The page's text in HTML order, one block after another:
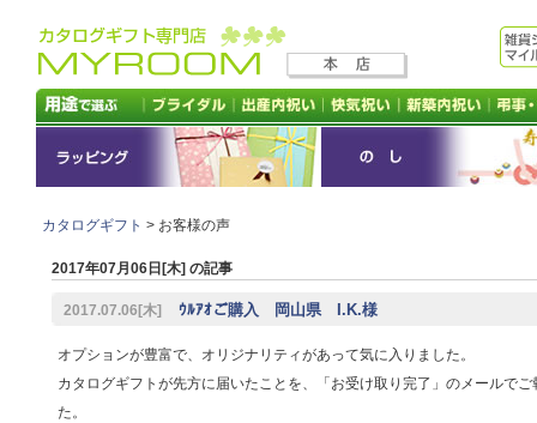
カタログギフト > お客様の声
2017年07月06日[木] の記事
2017.07.06[木] ｳﾙｱｵご購入 岡山県 I.K.様
オプションが豊富で、オリジナリティがあって気に入りました。
カタログギフトが先方に届いたことを、「お受け取り完了」のメールで
た。